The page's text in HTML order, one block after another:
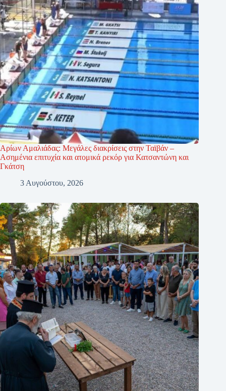
Αρίων Αμαλιάδας: Μεγάλες διακρίσεις στην Ταϊβάν –
Ασημένια επιτυχία και ατομικά ρεκόρ για Κατσαντώνη και
Γκάτση
3 Αυγούστου, 2026